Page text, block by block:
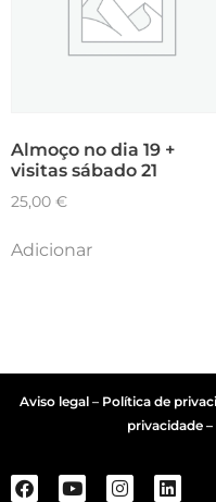
Almoço no dia 19 +
visitas sábado 21
25,00 €
Adicionar
Aviso legal – Política de
privacidade